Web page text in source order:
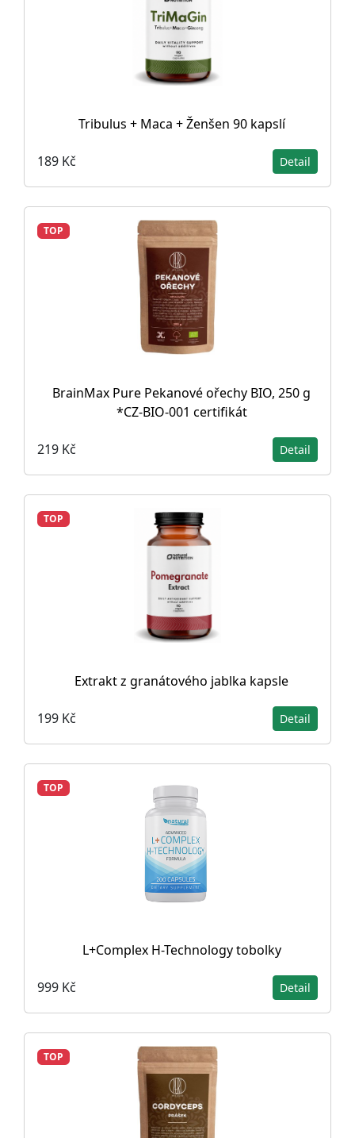
Tribulus + Maca + Ženšen 90 kapslí
189 Kč Detail
TOP
BrainMax Pure Pekanové ořechy BIO, 250 g
*CZ-BIO-001 certifikát
219 Kč Detail
TOP
Extrakt z granátového jablka kapsle
199 Kč Detail
TOP
L+Complex H-Technology tobolky
999 Kč Detail
TOP